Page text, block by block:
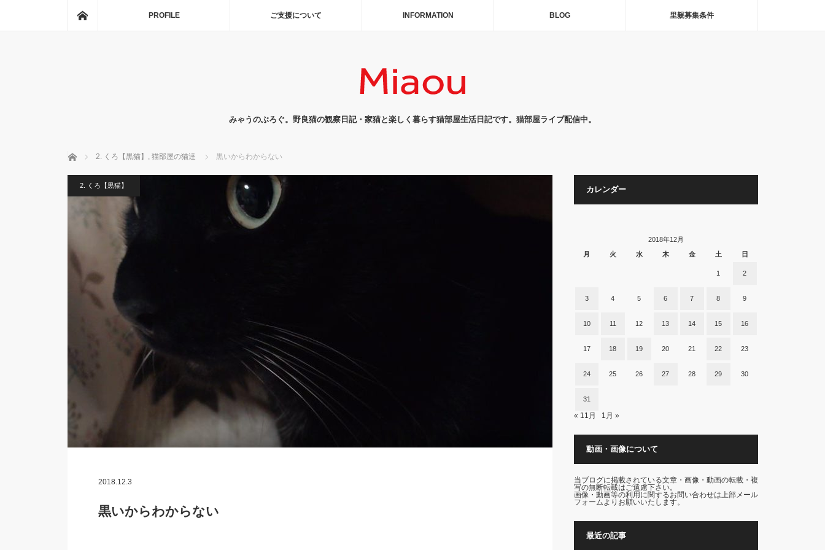
PROFILE ご支援について INFORMATION BLOG 里親募集条件
みゃうのぶろぐ。野良猫の観察日記・家猫と楽しく暮らす猫部屋生活日記です。猫部屋ライブ配信中。
ホーム 2. くろ【黒猫】 , 猫部屋の猫達 黒いからわからない
2. くろ【黒猫】
2018.12.3
黒いからわからない
カレンダー
2018年12月
月
火 水 木 金 土 日
1 2
3 4 5 6 7 8 9
10 11 12 13 14 15 16
17 18 19 20 21 22 23
24 25 26 27 28 29 30
31
« 11月 1月 »
動画・画像について
当ブログに掲載されている文章・画像・動画の転載・複
写の無断転載はご遠慮下さい。
画像・動画等の利用に関するお問い合わせは上部メール
フォームよりお願いいたします。
最近の記事